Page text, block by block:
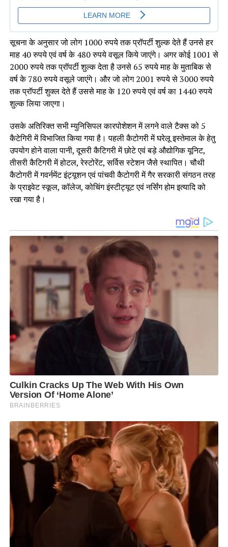
सूचना के अनुसार जो लोग 1000 रुपये तक प्रॉपर्टी शुल्क देते हैं उनसे हर
माह 40 रुपये एवं वर्ष के 480 रुपये वसूल किये जाएंगे। अगर कोई 1001 से
2000 रुपये तक प्रॉपर्टी शुल्क देता है उनसे 65 रुपये माह के मुताबिक से
वर्ष के 780 रुपये वसूले जाएंगे। और जो लोग 2001 रुपये से 3000 रुपये
तक प्रॉपर्टी शुक्ल देते हैं उससे माह के 120 रुपये एवं वर्ष का 1440 रुपये
शुल्क लिया जाएगा।
उसके अतिरिक्त सभी म्युनिसिपल कारपोशेशन में लगने वाले टैक्स को 5
कैटेगिरी में विभाजित किया गया है। पहली कैटोगरी में घरेलू इस्तेमाल के हेतु
उपयोग होने वाला पानी, दूसरी कैटिगरी में छोटे एवं बड़े औद्योगिक यूनिट,
तीसरी कैटिगरी में होटल, रेस्टोरेंट, सर्विस स्टेशन जैसे स्थापित। चौथी
कैटोगरी में गवर्नमेंट इंट्यूशन एवं पांचवी कैटोगरी में गैर सरकारी संगठन तरह
के प्राइवेट स्कूल, कॉलेज, कोचिंग इंस्टीट्यूट एवं नर्सिंग होम इत्यादि को
रखा गया है।